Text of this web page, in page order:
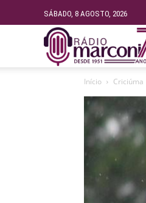
SÁBADO, 8 AGOSTO, 2026
Início Criciúma